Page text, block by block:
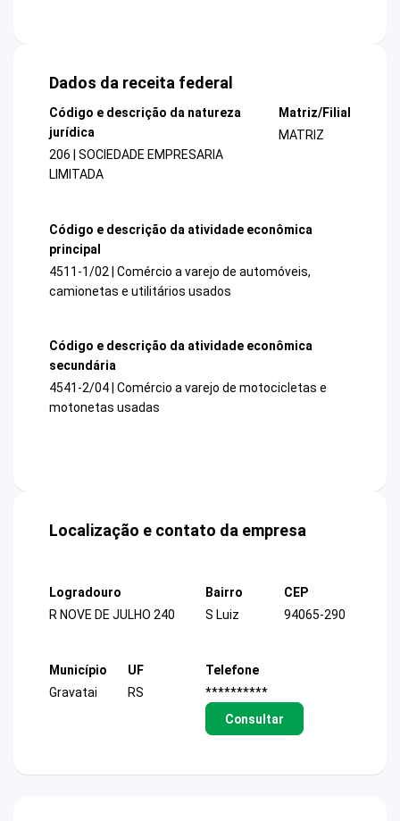
Dados da receita federal
Código e descrição da natureza
jurídica
206 | SOCIEDADE EMPRESARIA
LIMITADA
Matriz/Filial
MATRIZ
Código e descrição da atividade econômica
principal
4511-1/02 | Comércio a varejo de automóveis,
camionetas e utilitários usados
Código e descrição da atividade econômica
secundária
4541-2/04 | Comércio a varejo de motocicletas e
motonetas usadas
Localização e contato da empresa
Logradouro
R NOVE DE JULHO 240
Bairro
S Luiz
CEP
94065-290
Município
Gravatai
UF
RS
Telefone
**********
Consultar